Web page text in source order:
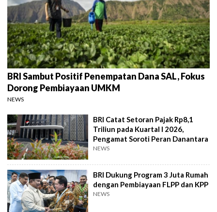
BRI Sambut Positif Penempatan Dana SAL, Fokus
Dorong Pembiayaan UMKM
NEWS
BRI Catat Setoran Pajak Rp8,1
Triliun pada Kuartal I 2026,
Pengamat Soroti Peran Danantara
NEWS
BRI Dukung Program 3 Juta Rumah
dengan Pembiayaan FLPP dan KPP
NEWS